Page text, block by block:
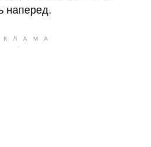
наперед.